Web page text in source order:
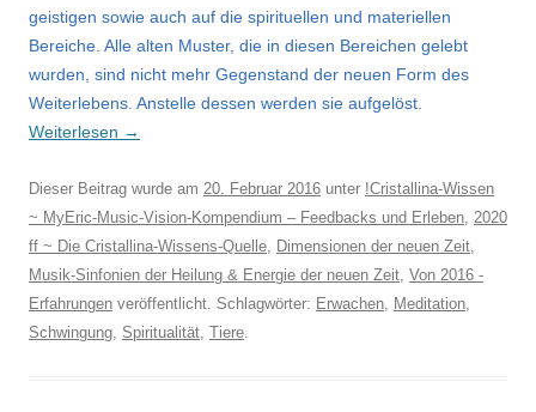
geistigen sowie auch auf die spirituellen und materiellen
Bereiche. Alle alten Muster, die in diesen Bereichen gelebt
wurden, sind nicht mehr Gegenstand der neuen Form des
Weiterlebens. Anstelle dessen werden sie aufgelöst.
Weiterlesen →
Dieser Beitrag wurde am 20. Februar 2016 unter !Cristallina-Wissen
~ MyEric-Music-Vision-Kompendium – Feedbacks und Erleben, 2020
ff ~ Die Cristallina-Wissens-Quelle, Dimensionen der neuen Zeit,
Musik-Sinfonien der Heilung & Energie der neuen Zeit, Von 2016 -
Erfahrungen veröffentlicht. Schlagwörter: Erwachen, Meditation,
Schwingung, Spiritualität, Tiere.